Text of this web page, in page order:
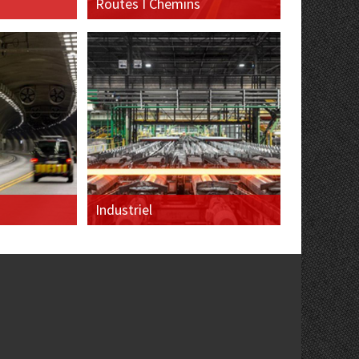
Routes I Chemins
Industriel